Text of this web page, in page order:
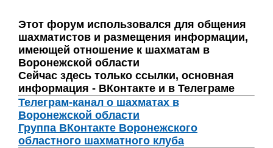
Этот форум использовался для общения
шахматистов и размещения информации,
имеющей отношение к шахматам в
Воронежской области
Сейчас здесь только ссылки, основная
информация - ВКонтакте и в Телеграме
Телеграм-канал о шахматах в
Воронежской области
Группа ВКонтакте Воронежского
областного шахматного клуба